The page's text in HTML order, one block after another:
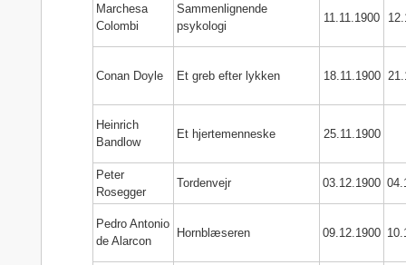
Marchesa
Colombi
Sammenlignende
psykologi
11.11.1900
Conan Doyle Et greb efter lykken 18.11.1900
Heinrich
Bandlow
Et hjertemenneske 25.11.1900
Peter
Rosegger
Tordenvejr 03.12.1900
Pedro Antonio
de Alarcon
Hornblæseren 09.12.1900